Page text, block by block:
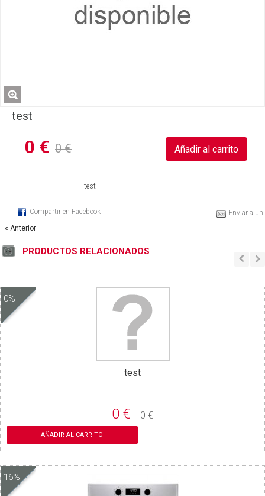
test
0 € 0 €
test
Compartir en Facebook
Enviar a
« Anterior
PRODUCTOS RELACIONADOS
0%
test
0 € 0 €
AÑADIR AL CARRITO
16%